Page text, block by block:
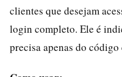
clientes que desejam
login completo. Ele é
precisa apenas do